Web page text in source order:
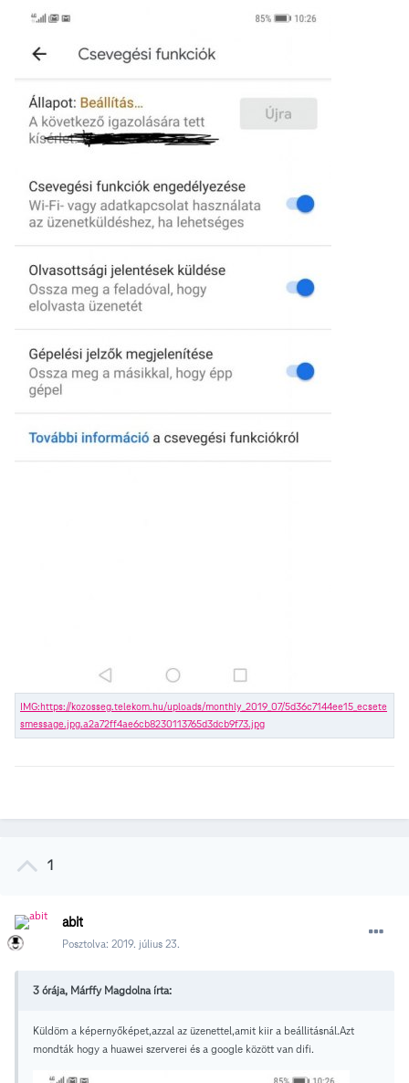
1
abit
Posztolva: 2019. július 23.
3 órája, Márffy Magdolna írta:
Küldöm a képernyőképet,azzal az üzenettel,amit kiir a beállitásnál.Azt
mondták hogy a huawei szerverei és a google között van difi.